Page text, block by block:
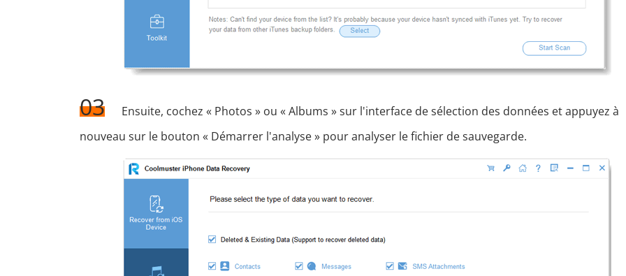
03
Ensuite, cochez « Photos » ou « Albums » sur l'interface de sélection des données et appuyez à
nouveau sur le bouton « Démarrer l'analyse » pour analyser le fichier de sauvegarde.